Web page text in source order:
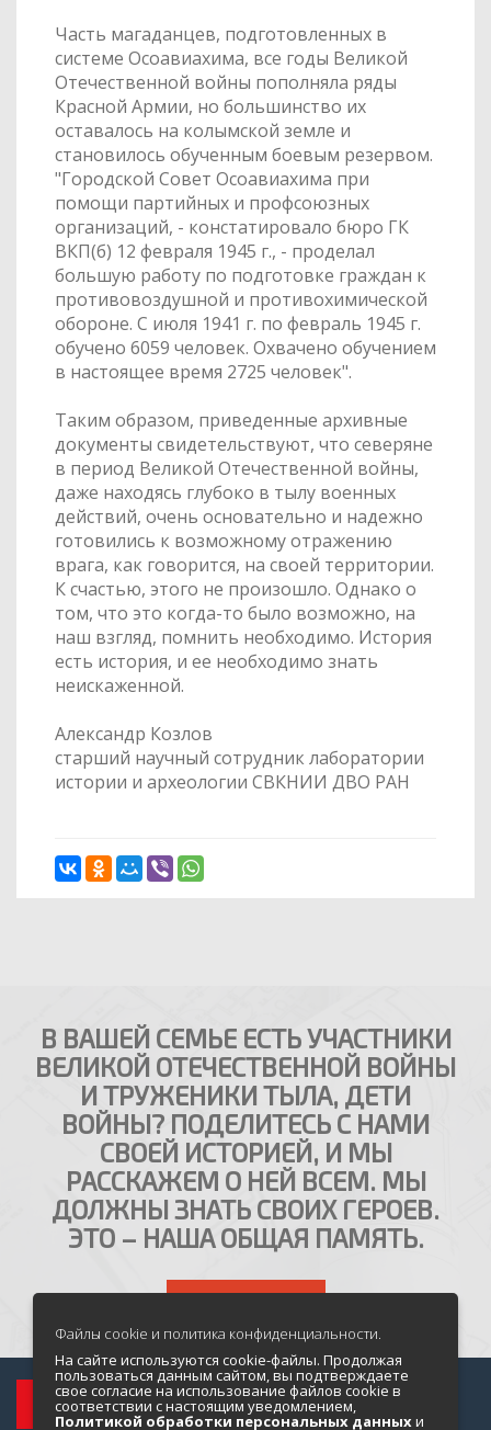
Часть магаданцев, подготовленных в
системе Осоавиахима, все годы Великой
Отечественной войны пополняла ряды
Красной Армии, но большинство их
оставалось на колымской земле и
становилось обученным боевым резервом.
"Городской Совет Осоавиахима при
помощи партийных и профсоюзных
организаций, - констатировало бюро ГК
ВКП(б) 12 февраля 1945 г., - проделал
большую работу по подготовке граждан к
противовоздушной и противохимической
обороне. С июля 1941 г. по февраль 1945 г.
обучено 6059 человек. Охвачено обучением
в настоящее время 2725 человек".
Таким образом, приведенные архивные
документы свидетельствуют, что северяне
в период Великой Отечественной войны,
даже находясь глубоко в тылу военных
действий, очень основательно и надежно
готовились к возможному отражению
врага, как говорится, на своей территории.
К счастью, этого не произошло. Однако о
том, что это когда-то было возможно, на
наш взгляд, помнить необходимо. История
есть история, и ее необходимо знать
неискаженной.
Александр Козлов
старший научный сотрудник лаборатории
истории и археологии СВКНИИ ДВО РАН
В ВАШЕЙ СЕМЬЕ ЕСТЬ УЧАСТНИКИ
ВЕЛИКОЙ ОТЕЧЕСТВЕННОЙ ВОЙНЫ
И ТРУЖЕНИКИ ТЫЛА, ДЕТИ
ВОЙНЫ? ПОДЕЛИТЕСЬ С НАМИ
СВОЕЙ ИСТОРИЕЙ, И МЫ
РАССКАЖЕМ О НЕЙ ВСЕМ. МЫ
ДОЛЖНЫ ЗНАТЬ СВОИХ ГЕРОЕВ.
ЭТО – НАША ОБЩАЯ ПАМЯТЬ.
Файлы cookie и политика конфиденциальности.
На сайте используются cookie-файлы. Продолжая
пользоваться данным сайтом, вы подтверждаете
свое согласие на использование файлов cookie в
соответствии с настоящим уведомлением,
Политикой обработки персональных данныхи